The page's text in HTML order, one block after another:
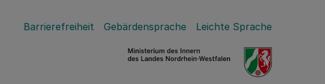
Barrierefreiheit Gebärdensprache Leichte Sprache